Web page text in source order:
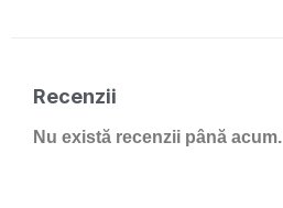
Recenzii
Nu există recenzii până acum.